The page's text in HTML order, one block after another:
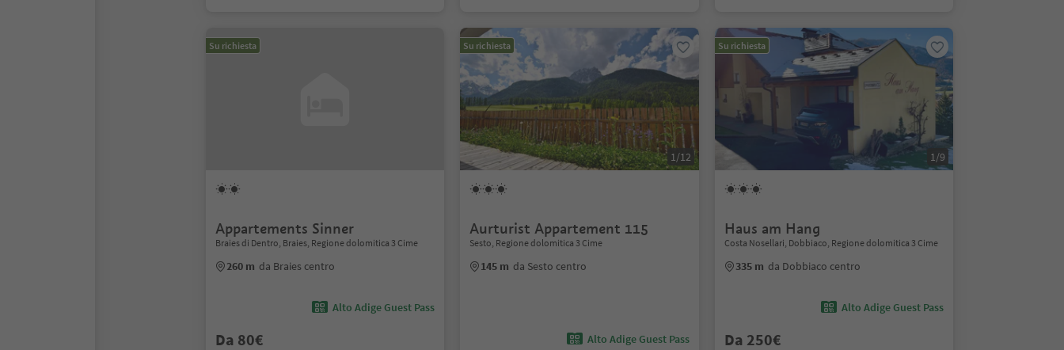
Su richiesta
Appartements Sinner
Braies di Dentro, Braies, Regione dolomitica 3 Cime
260 m da Braies centro
Alto Adige Guest Pass
Da 80€
Su richiesta
1/12
Aurturist Appartement 115
Sesto, Regione dolomitica 3 Cime
145 m da Sesto centro
Alto Adige Guest Pass
Su richiesta
1/9
Haus am Hang
Costa Nosellari, Dobbiaco, Regione dolomitica 3 Cime
335 m da Dobbiaco centro
Alto Adige Guest Pass
Da 250€